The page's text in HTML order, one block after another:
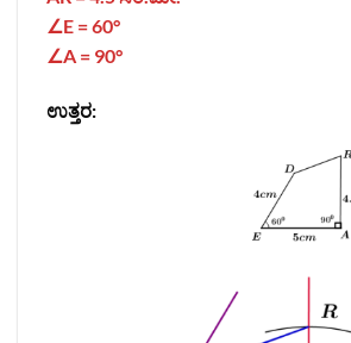
∠E = 60°
∠A = 90°
ಉತ್ತರ: